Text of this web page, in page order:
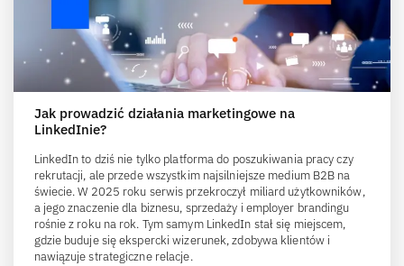
Jak prowadzić działania marketingowe na
LinkedInie?
LinkedIn to dziś nie tylko platforma do poszukiwania pracy czy
rekrutacji, ale przede wszystkim najsilniejsze medium B2B na
świecie. W 2025 roku serwis przekroczył miliard użytkowników,
a jego znaczenie dla biznesu, sprzedaży i employer brandingu
rośnie z roku na rok. Tym samym LinkedIn stał się miejscem,
gdzie buduje się ekspercki wizerunek, zdobywa klientów i
nawiązuje strategiczne relacje.